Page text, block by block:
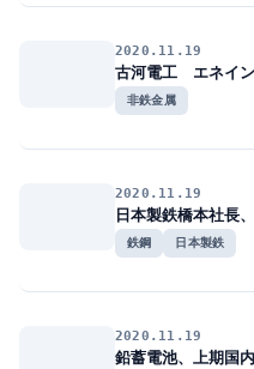
2020.11.19
古河電工 エネイ
非鉄金属
2020.11.19
日本製鉄橋本社長
鉄鋼 日本製鉄
2020.11.19
鉛蓄電池、上期国